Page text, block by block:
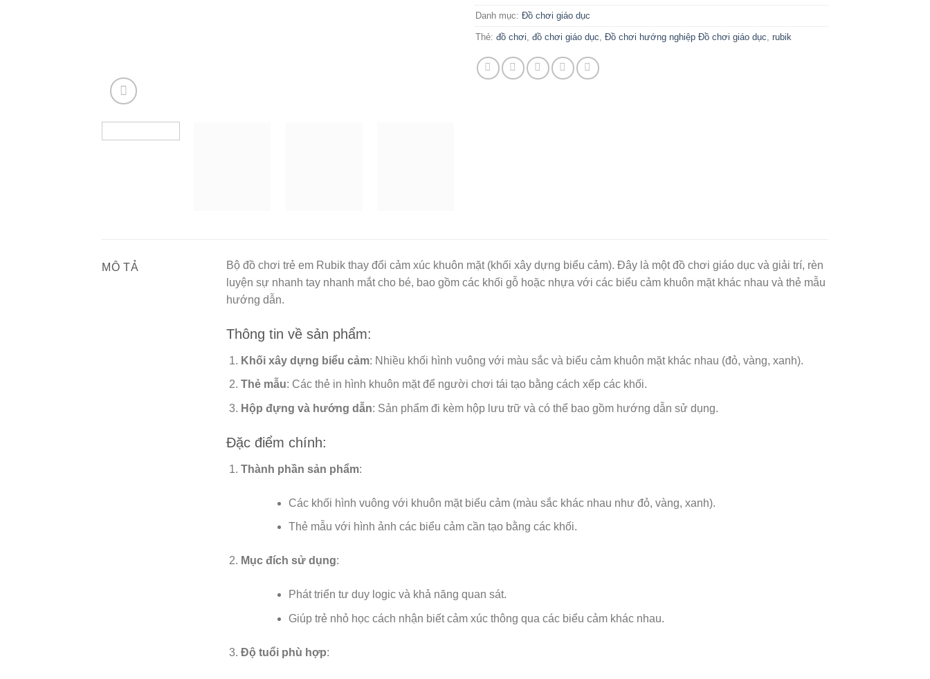
Danh mục: Đồ chơi giáo dục
Thẻ: đồ chơi, đồ chơi giáo dục, Đồ chơi hướng nghiệp Đồ chơi giáo dục, rubik
MÔ TẢ
Bộ đồ chơi trẻ em Rubik thay đổi cảm xúc khuôn mặt (khối xây dựng biểu cảm). Đây là một đồ chơi giáo dục và giải trí, rèn
luyện sự nhanh tay nhanh mắt cho bé, bao gồm các khối gỗ hoặc nhựa với các biểu cảm khuôn mặt khác nhau và thẻ mẫu
hướng dẫn.
Thông tin về sản phẩm:
Khối xây dựng biểu cảm: Nhiều khối hình vuông với màu sắc và biểu cảm khuôn mặt khác nhau (đỏ, vàng, xanh).
Thẻ mẫu: Các thẻ in hình khuôn mặt để người chơi tái tạo bằng cách xếp các khối.
Hộp đựng và hướng dẫn: Sản phẩm đi kèm hộp lưu trữ và có thể bao gồm hướng dẫn sử dụng.
Đặc điểm chính:
Thành phần sản phẩm:
Các khối hình vuông với khuôn mặt biểu cảm (màu sắc khác nhau như đỏ, vàng, xanh).
Thẻ mẫu với hình ảnh các biểu cảm cần tạo bằng các khối.
Mục đích sử dụng:
Phát triển tư duy logic và khả năng quan sát.
Giúp trẻ nhỏ học cách nhận biết cảm xúc thông qua các biểu cảm khác nhau.
Độ tuổi phù hợp: